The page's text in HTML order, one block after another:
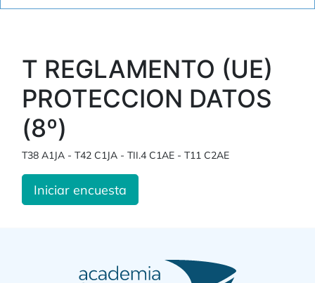
T REGLAMENTO (UE)
PROTECCION DATOS
(8º)
T38 A1JA - T42 C1JA - TII.4 C1AE - T11 C2AE
Iniciar encuesta